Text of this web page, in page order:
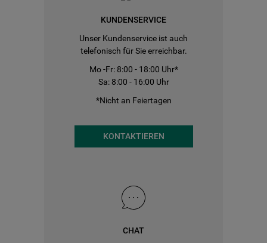
KUNDENSERVICE
Unser Kundenservice ist auch
telefonisch für Sie erreichbar.
Mo -Fr: 8:00 - 18:00 Uhr*
Sa: 8:00 - 16:00 Uhr
*Nicht an Feiertagen
KONTAKTIEREN
CHAT